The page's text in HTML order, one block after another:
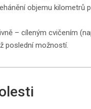
objemu kilometrů
– cíleným cvičením
poslední možností.